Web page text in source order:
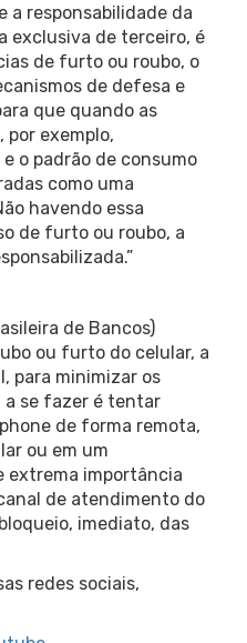
a responsabilidade da
exclusiva de terceiro, é
de furto ou roubo, o
de defesa e
que quando as
por exemplo,
o padrão de consumo
como uma
havendo essa
de furto ou roubo, a
de Bancos)
ou furto do celular, a
para minimizar os
a se fazer é tentar
de forma remota,
ou em um
extrema importância
de atendimento do
imediato, das
redes sociais,